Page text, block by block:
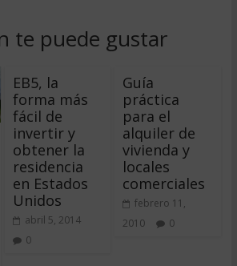
te puede gustar
EB5, la
forma más
fácil de
invertir y
obtener la
residencia
en Estados
Unidos
abril 5, 2014
0
Guía
práctica
para el
alquiler de
vivienda y
locales
comerciales
febrero 11,
2010
0